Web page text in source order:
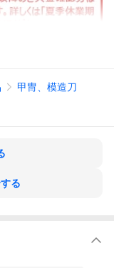
甲冑、模造刀
る